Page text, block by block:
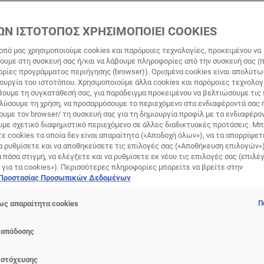
Λάμψη που Κρύβουν τα Μαλλιά σας με Elvive Glycolic Gloss!
που μαγνητίζουν τα βλέμματα; Μαλλιά που αντανακλούν
κάθε κίνηση; Η σειρά Elvive Glycolic Gloss είναι εδώ για να
σας, χαρίζοντάς τους την εκθαμβωτική λάμψη που τους
δεν είναι απλώς θέμα ομορφιάς, αλλά και ένδειξη
ζωτικότητα, ενυδατωμένη και με ομαλή επιφάνεια που
Αντίθετα, τα θαμπά μαλλιά συχνά προδίδουν
θρεπτικών συστατικών. Η σειρά Elvive Glycolic
Οξύ, έχει σχεδιαστεί ειδικά για να αντιμετωπίζει
τη φυσική λάμψη των μαλλιών. Το Γλυκολικό
ιδιότητες, απομακρύνει τους ρύπους, τα νεκρά
styling που συσσωρεύονται στην επιφάνεια της
φωτός. Αποτέλεσμα; Μαλλιά με ορατά πιο ομαλή επιφάνεια,
Η σειρά Elvive Glycolic Gloss περιλαμβάνει 4 βήματα
ΙΣΤΟΤΟΠΟΣ ΧΡΗΣΙΜΟΠΟΙΕΙ COOKIES
μας χρησιμοποιούμε cookies και παρόμοιες τεχνολογίες, προκειμένου να
στη συσκευή σας ή/και να λάβουμε πληροφορίες από την συσκευή σας
προγράμματος περιήγησης (browser)). Ορισμένα cookies είναι
του ιστοτόπου. Χρησιμοποιούμε άλλα cookies και παρόμοιες
τη συγκατάθεσή σας, για παράδειγμα προκειμένου να βελτιώσουμε τις
τη χρήση, να προσαρμόσουμε το περιεχόμενο στα ενδιαφέροντά σας
τον browser/ τη συσκευή σας για τη δημιουργία προφίλ με τα
σχετικό διαφημιστικό περιεχόμενο σε άλλες διαδικτυακές προτάσεις.
cookies τα οποία δεν είναι απαραίτητα («Αποδοχή όλων»), να τα
ρυθμίσετε και να αποθηκεύσετε τις επιλογές σας («Αποθήκευση
πάσα στιγμή, να ελέγξετε και να ρυθμίσετε εκ νέου τις επιλογές σας
για τα cookies»). Περισσότερες πληροφορίες μπορείτε να βρείτε στην
Προσωπικών Δεδομένων
απαραίτητα cookies